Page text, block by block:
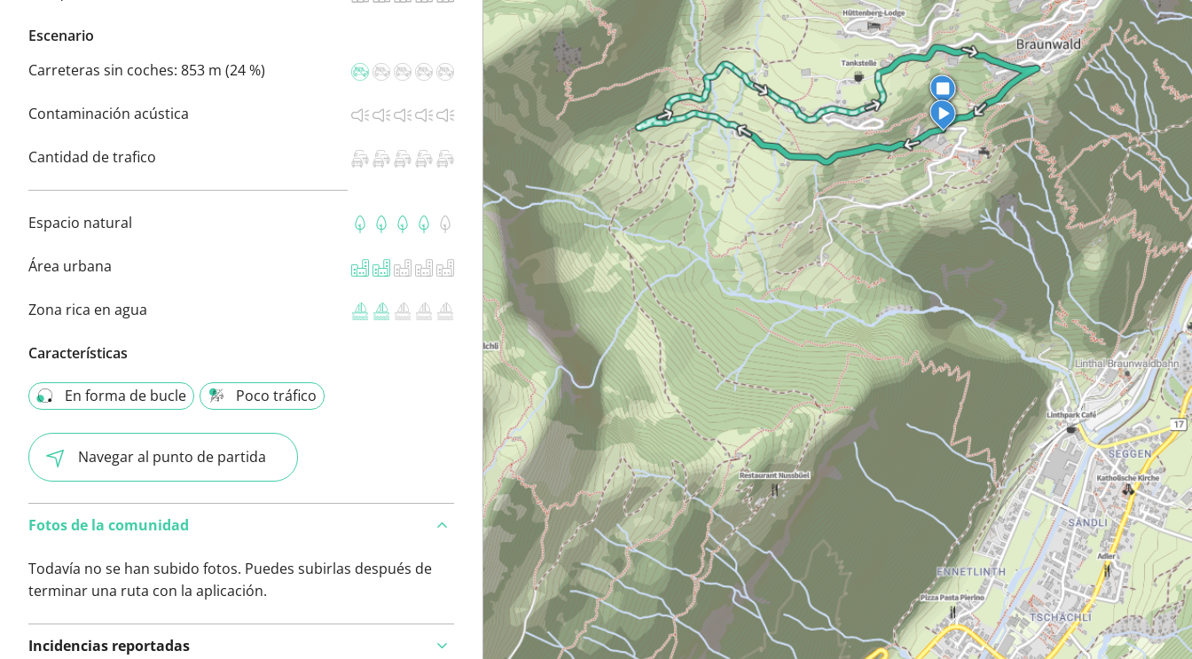
Escenario
Carreteras sin coches: 853 m (24 %)
Contaminación acústica
Cantidad de trafico
Espacio natural
Área urbana
Zona rica en agua
Características
En forma de bucle Poco tráfico
Navegar al punto de partida
Fotos de la comunidad
Todavía no se han subido fotos. Puedes subirlas después de
terminar una ruta con la aplicación.
Incidencias reportadas